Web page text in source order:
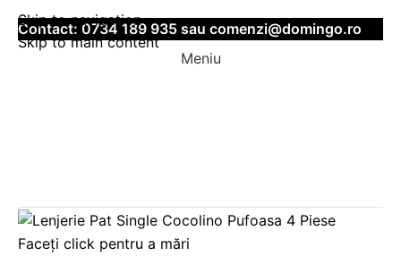
Skip to navigation
Skip to main content
Contact: 0734 189 935 sau comenzi@domingo.ro
Meniu
Faceți click pentru a mări